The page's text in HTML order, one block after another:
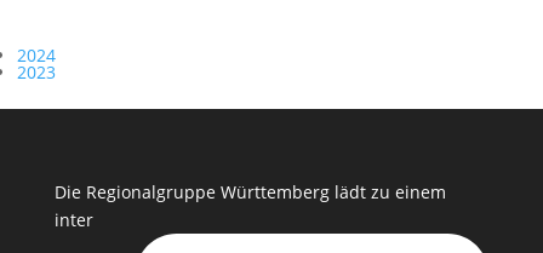
2024
2023
Die Regionalgruppe Württemberg lädt zu einem
inter